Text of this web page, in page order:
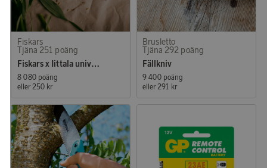
Fiskars
Tjäna 251 poäng
Fiskars x Iittala universalsax
8 080 poäng
eller 250 kr
Brusletto
Tjäna 292 poäng
Fällkniv
9 400 poäng
eller 291 kr